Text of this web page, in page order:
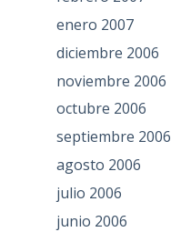
enero 2007
diciembre 2006
noviembre 2006
octubre 2006
septiembre 2006
agosto 2006
julio 2006
junio 2006